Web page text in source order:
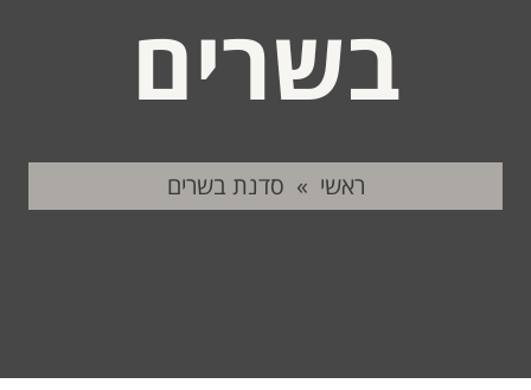
בשרים
ראשי » סדנת בשרים